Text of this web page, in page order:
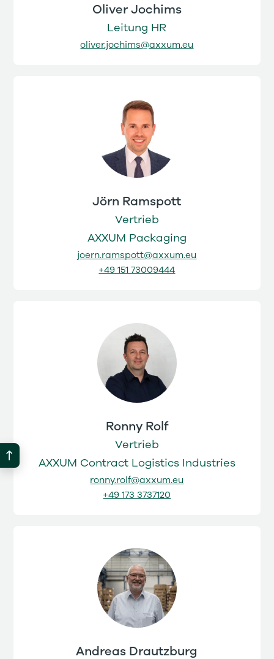
Oliver Jochims
Leitung HR
oliver.jochims@axxum.eu
Jörn Ramspott
Vertrieb
AXXUM Packaging
joern.ramspott@axxum.eu
+49 151 73009444
Ronny Rolf
Vertrieb
AXXUM Contract Logistics Industries
ronny.rolf@axxum.eu
+49 173 3737120
Andreas Drautzburg